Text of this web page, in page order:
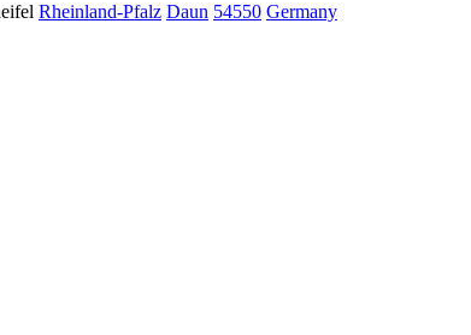
Rheinland-Pfalz Daun 54550 Germany